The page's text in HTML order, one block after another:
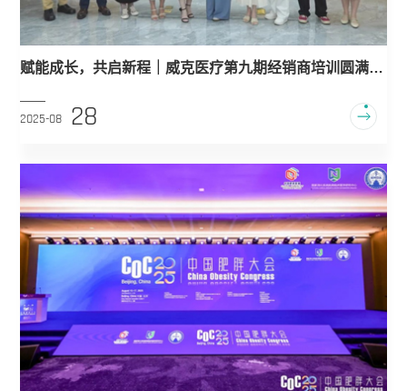
赋能成长，共启新程｜威克医疗第九期经销商培训圆满收
2025-08 28